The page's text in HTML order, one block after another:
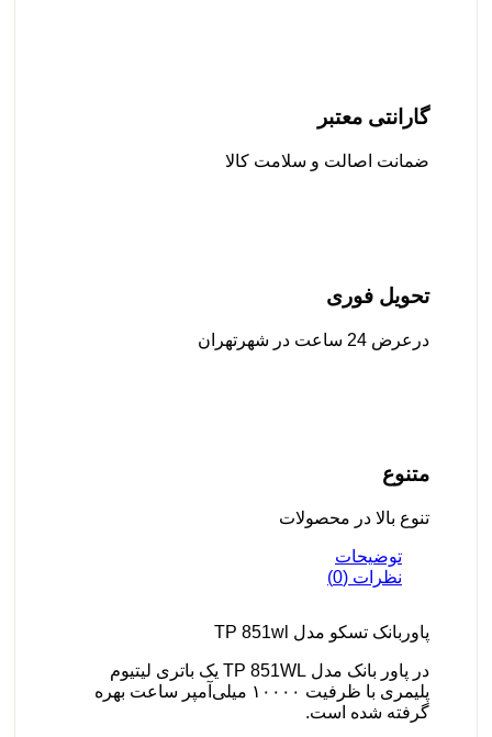
گارانتی معتبر
ضمانت اصالت و سلامت کالا
تحویل فوری
درعرض 24 ساعت در شهرتهران
متنوع
تنوع بالا در محصولات
توضیحات
نظرات (0)
پاوربانک تسکو مدل TP 851wl
در پاور بانک مدل TP 851WL یک باتری لیتیوم
پلیمری با ظرفیت ۱۰۰۰۰ میلی‌آمپر ساعت بهره
گرفته شده است.